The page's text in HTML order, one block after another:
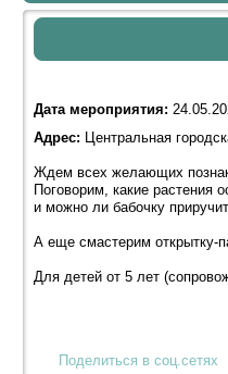
Дата мероприятия:
Адрес: Центральная
Ждем всех желающих
Поговорим, какие растения
и можно ли бабочку
А еще смастерим открытку-
Для детей от 5 лет
Поделиться в соц.сетях